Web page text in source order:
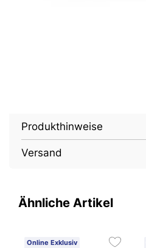
Produkthinweise
Versand
Ähnliche Artikel
Online Exklusiv